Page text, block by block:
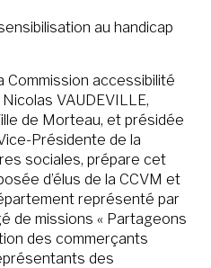
au handicap
Commission accessibilité
VAUDEVILLE,
de Morteau, et présidée
Présidente de la
sociales, prépare cet
d’élus de la CCVM et
représenté par
de missions « Partageons
des commerçants
des